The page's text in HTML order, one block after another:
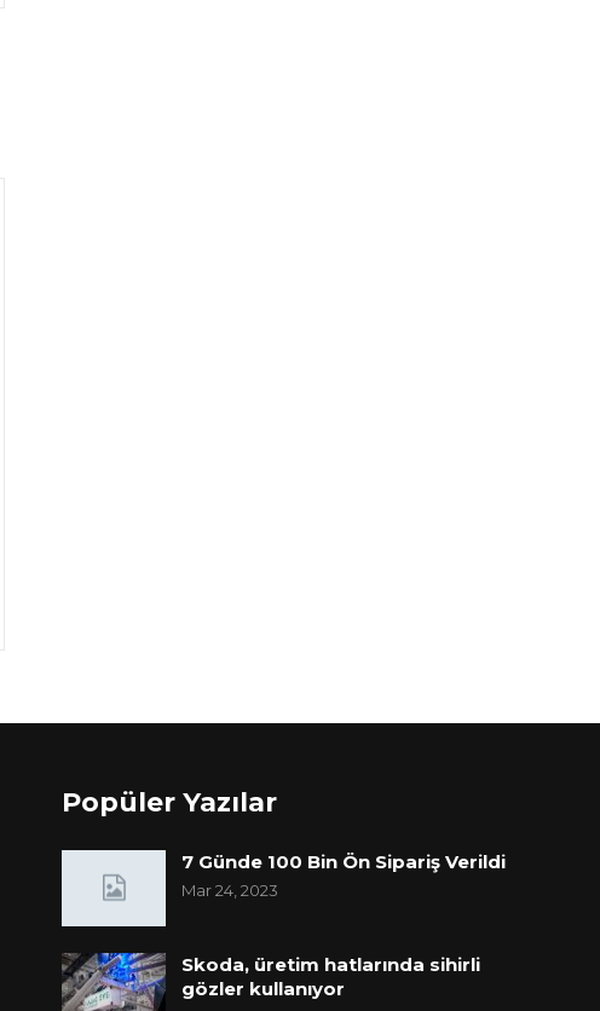
Popüler Yazılar
7 Günde 100 Bin Ön Sipariş Verildi
Mar 24, 2023
Skoda, üretim hatlarında sihirli
gözler kullanıyor